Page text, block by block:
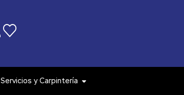
Servicios y Carpintería